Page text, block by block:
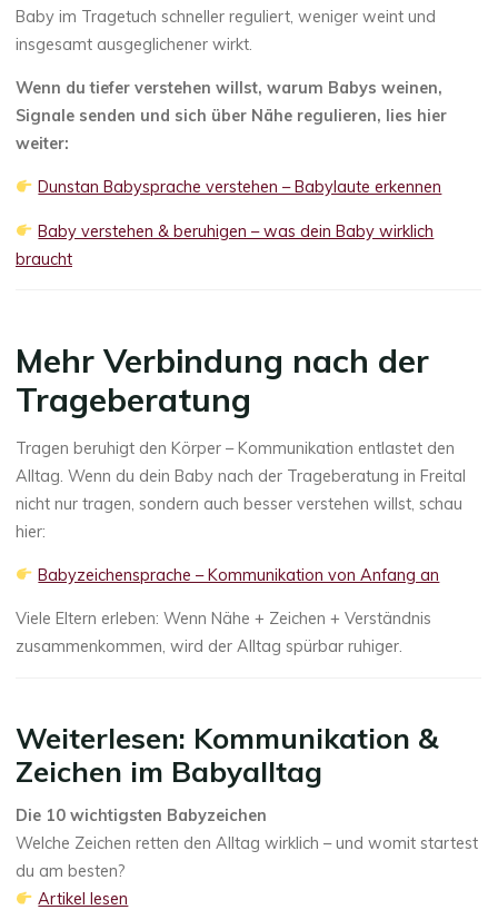
Baby im Tragetuch schneller reguliert, weniger weint und
insgesamt ausgeglichener wirkt.
Wenn du tiefer verstehen willst, warum Babys weinen,
Signale senden und sich über Nähe regulieren, lies hier
weiter:
Dunstan Babysprache verstehen – Babylaute erkennen
Baby verstehen & beruhigen – was dein Baby wirklich
braucht
Mehr Verbindung nach der
Trageberatung
Tragen beruhigt den Körper – Kommunikation entlastet den
Alltag. Wenn du dein Baby nach der Trageberatung in Freital
nicht nur tragen, sondern auch besser verstehen willst, schau
hier:
Babyzeichensprache – Kommunikation von Anfang an
Viele Eltern erleben: Wenn Nähe + Zeichen + Verständnis
zusammenkommen, wird der Alltag spürbar ruhiger.
Weiterlesen: Kommunikation &
Zeichen im Babyalltag
Die 10 wichtigsten Babyzeichen
Welche Zeichen retten den Alltag wirklich – und womit startest
du am besten?
Artikel lesen